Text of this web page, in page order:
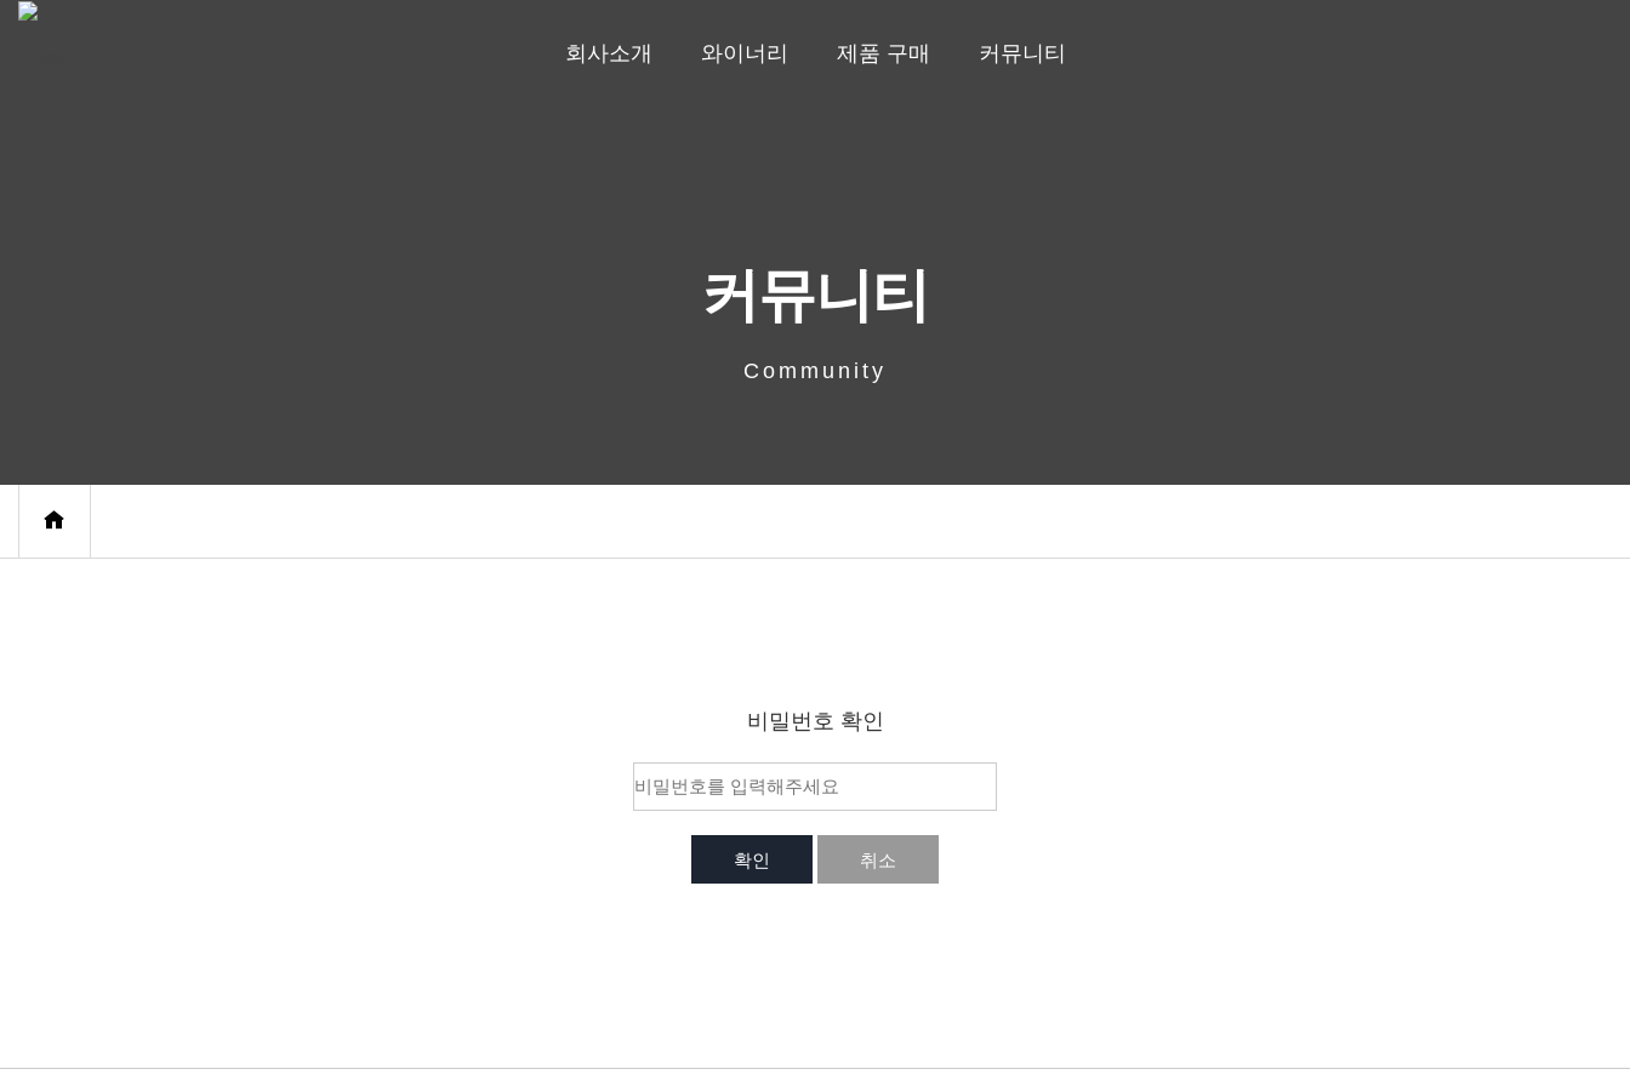
회사소개 와이너리 제품 구매 커뮤니티
커뮤니티
Community
비밀번호 확인
확인 취소